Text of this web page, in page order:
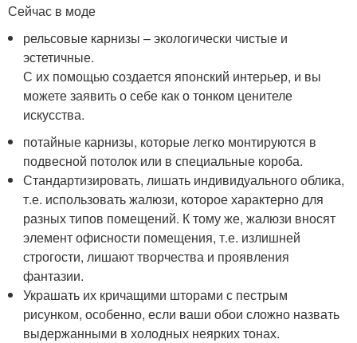
Сейчас в моде
рельсовые карнизы – экологически чистые и
эстетичные.
С их помощью создается японский интерьер, и вы
можете заявить о себе как о тонком ценителе
искусства.
потайные карнизы, которые легко монтируются в
подвесной потолок или в специальные короба.
Стандартизировать, лишать индивидуального облика,
т.е. использовать жалюзи, которое характерно для
разных типов помещений. К тому же, жалюзи вносят
элемент офисности помещения, т.е. излишней
строгости, лишают творчества и проявления
фантазии.
Украшать их кричащими шторами с пестрым
рисунком, особенно, если ваши обои сложно назвать
выдержанными в холодных неярких тонах.